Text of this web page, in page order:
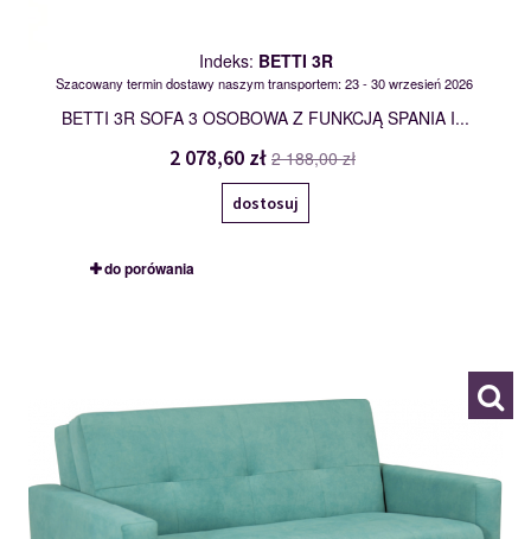
Indeks: BETTI 3R
Szacowany termin dostawy naszym transportem: 23 - 30 wrzesień 2026
BETTI 3R SOFA 3 OSOBOWA Z FUNKCJĄ SPANIA I...
2 078,60 zł 2 188,00 zł
dostosuj
do porówania